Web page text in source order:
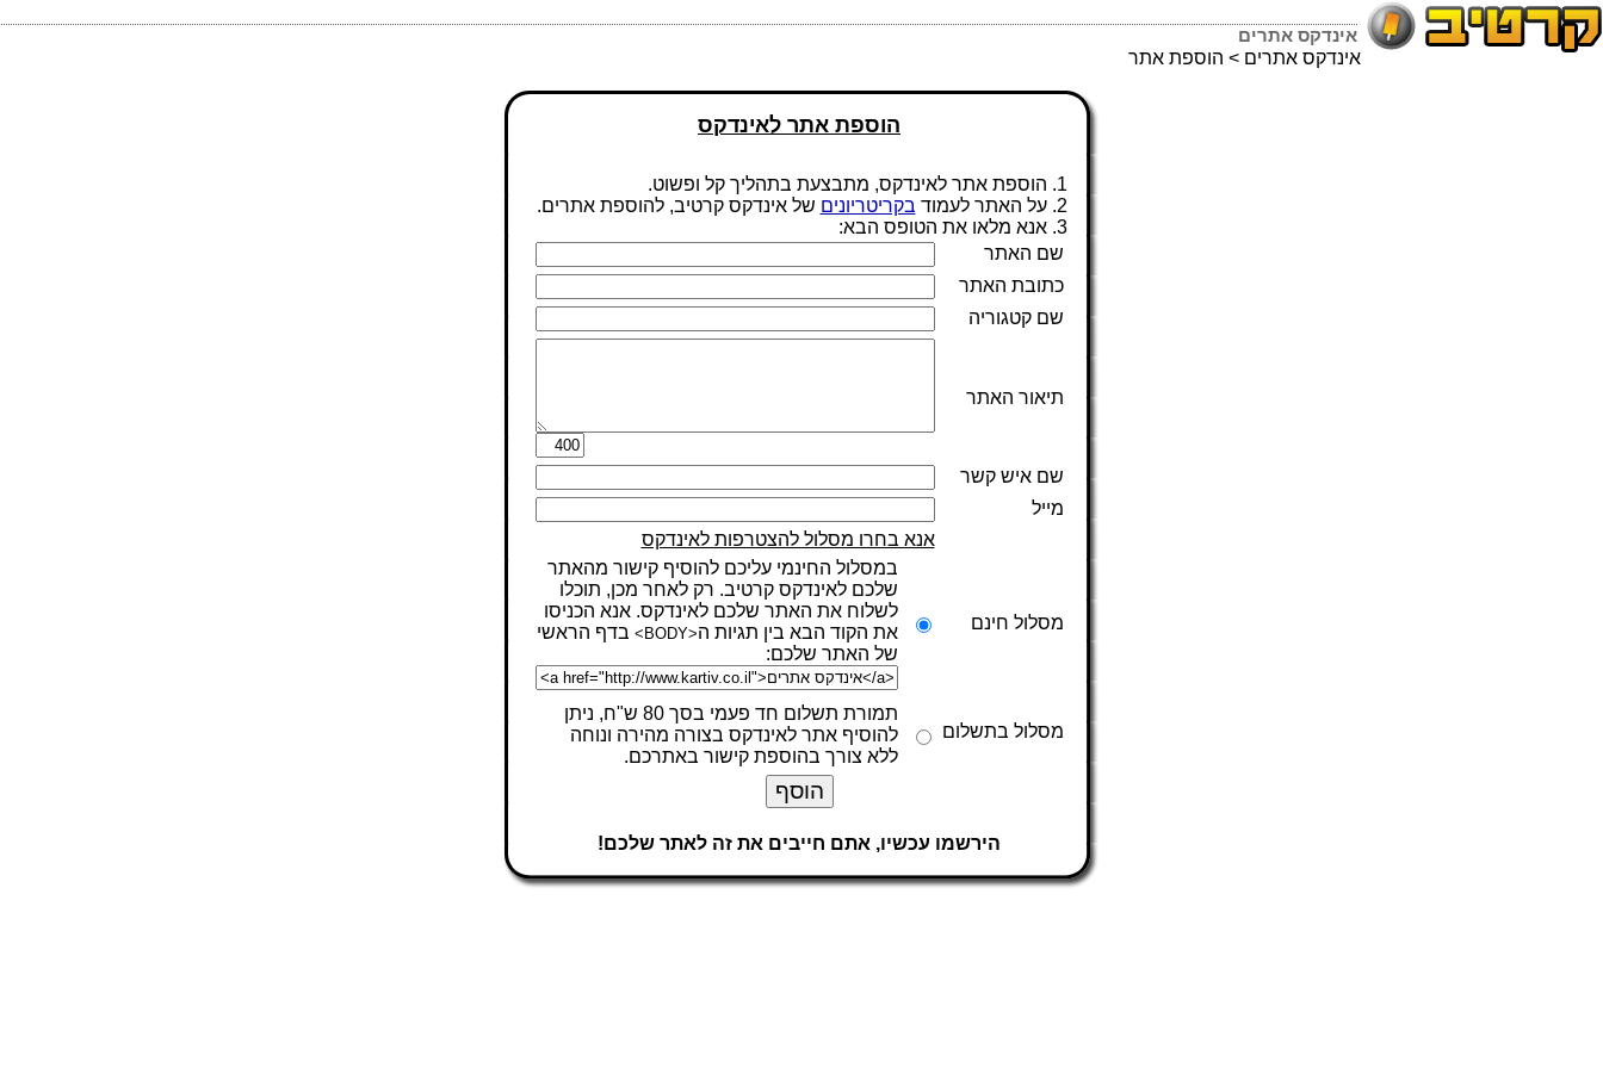
אינדקס אתרים
אינדקס אתרים > הוספת אתר
הוספת אתר לאינדקס
1. הוספת אתר לאינדקס, מתבצעת בתהליך קל ופשוט.
2. על האתר לעמוד
בקריטריונים של אינדקס קרטיב, להוספת אתרים.
3. אנא מלאו את הטופס הבא:
שם האתר
כתובת האתר
שם קטגוריה
תיאור האתר
שם איש קשר
מייל
אנא בחרו מסלול להצטרפות לאינדקס
מסלול חינם
במסלול החינמי עליכם להוסיף קישור מהאתר
שלכם לאינדקס קרטיב. רק לאחר מכן, תוכלו
לשלוח את האתר שלכם לאינדקס. אנא הכניסו
את הקוד הבא בין תגיות ה<BODY>
בדף הראשי
של האתר שלכם:
מסלול בתשלום
תמורת תשלום חד פעמי בסך 80 ש"ח, ניתן
להוסיף אתר לאינדקס בצורה מהירה ונוחה
ללא צורך בהוספת קישור באתרכם.
הירשמו עכשיו, אתם חייבים את זה לאתר שלכם!